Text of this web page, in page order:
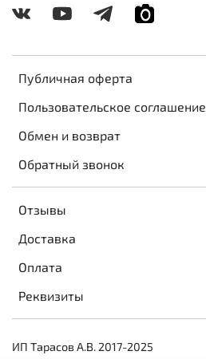
Публичная оферта
Пользовательское соглашение
Обмен и возврат
Обратный звонок
Отзывы
Доставка
Оплата
Реквизиты
ИП Тарасов А.В. 2017-2025